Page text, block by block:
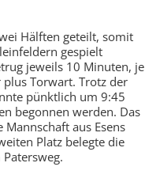
Hälften geteilt, somit
gespielt
jeweils 10 Minuten, je
Torwart. Trotz der
pünktlich um 9:45
begonnen werden. Das
aus Esens
Platz belegte die